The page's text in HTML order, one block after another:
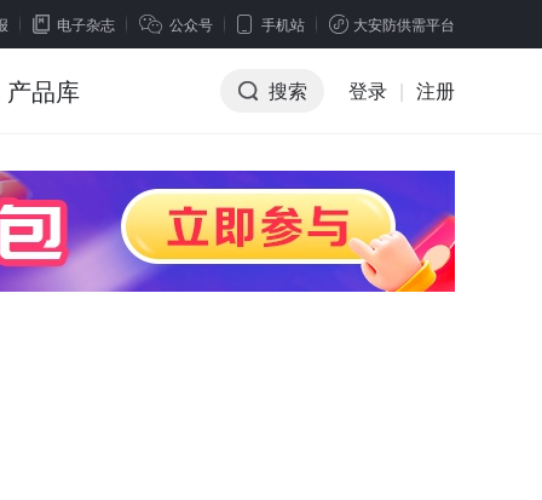
电子杂志 公众号 手机站 大安防供需平台
产品库 搜索 登录 | 注册